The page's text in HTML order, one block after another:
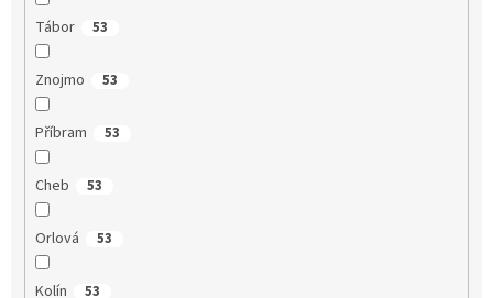
Tábor 53
Znojmo 53
Příbram 53
Cheb 53
Orlová 53
Kolín 53